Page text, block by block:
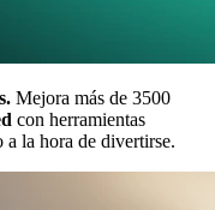
Mejora más de 3500
con herramientas
la hora de divertirse.